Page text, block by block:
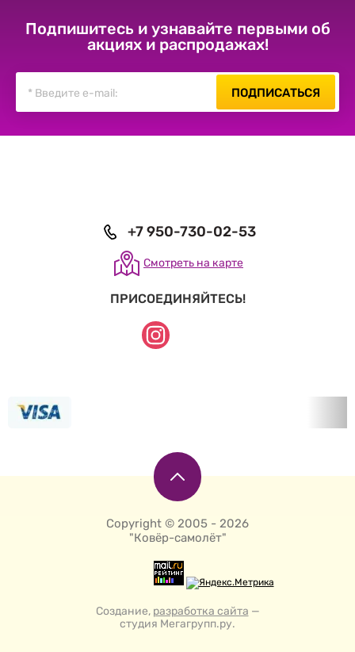
Подпишитесь и узнавайте первыми об
акциях и распродажах!
ПОДПИСАТЬСЯ
+7 950-730-02-53
Смотреть на карте
ПРИСОЕДИНЯЙТЕСЬ!
Copyright © 2005 - 2026
"Ковёр-самолёт"
Создание, разработка сайта —
студия Мегагрупп.ру.